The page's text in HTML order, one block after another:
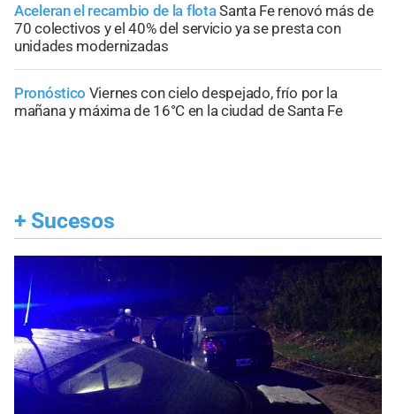
Aceleran el recambio de la flotaSanta Fe renovó más de
70 colectivos y el 40% del servicio ya se presta con
unidades modernizadas
Pronóstico Viernes con cielo despejado, frío por la
mañana y máxima de 16°C en la ciudad de Santa Fe
+ Sucesos